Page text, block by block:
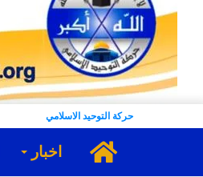
حركة التوحيد الاسلامي
الرئيسية
اخبار